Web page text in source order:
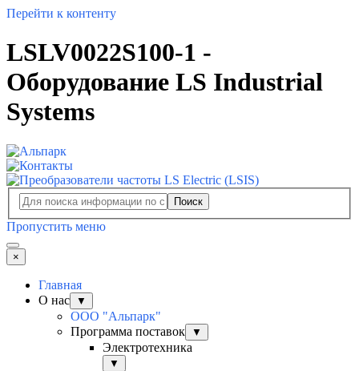
Перейти к контенту
LSLV0022S100-1 -
Оборудование LS Industrial
Systems
Поиск
Пропустить меню
×
Главная
О нас
▼
ООО "Альпарк"
Программа поставок
▼
Электротехника
▼